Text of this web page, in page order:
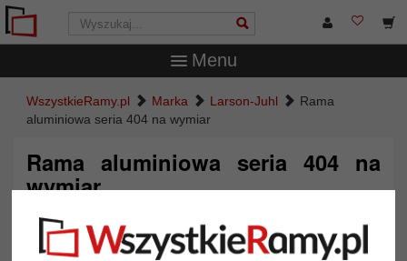
Menu
WszystkieRamy.pl Marka Larson-Juhl
Rama
aluminiowa seria 404 na wymiar
Rama aluminiowa seria 404 na
wymiar